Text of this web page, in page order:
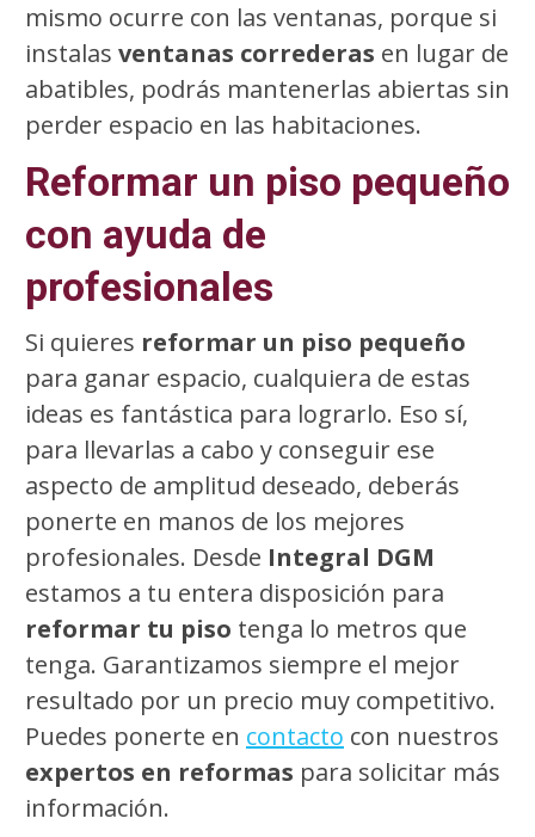
mismo ocurre con las ventanas, porque si
instalas ventanas correderas en lugar de
abatibles, podrás mantenerlas abiertas sin
perder espacio en las habitaciones.
Reformar un piso pequeño
con ayuda de
profesionales
Si quieres reformar un piso pequeño
para ganar espacio, cualquiera de estas
ideas es fantástica para lograrlo. Eso sí,
para llevarlas a cabo y conseguir ese
aspecto de amplitud deseado, deberás
ponerte en manos de los mejores
profesionales. Desde Integral DGM
estamos a tu entera disposición para
reformar tu piso tenga lo metros que
tenga. Garantizamos siempre el mejor
resultado por un precio muy competitivo.
Puedes ponerte en contacto con nuestros
expertos en reformas para solicitar más
información.